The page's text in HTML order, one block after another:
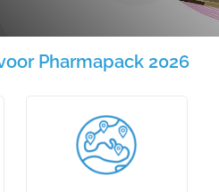
Pharmapack 2026